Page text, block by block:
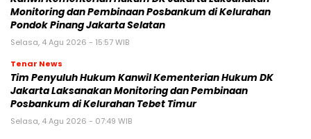
Monitoring dan Pembinaan Posbankum di Kelurahan
Pondok Pinang Jakarta Selatan
Selasa, 4 Agu 2026 - 15:57 WIB
Tenar News
Tim Penyuluh Hukum Kanwil Kementerian Hukum DK
Jakarta Laksanakan Monitoring dan Pembinaan
Posbankum di Kelurahan Tebet Timur
Selasa, 4 Agu 2026 - 07:49 WIB